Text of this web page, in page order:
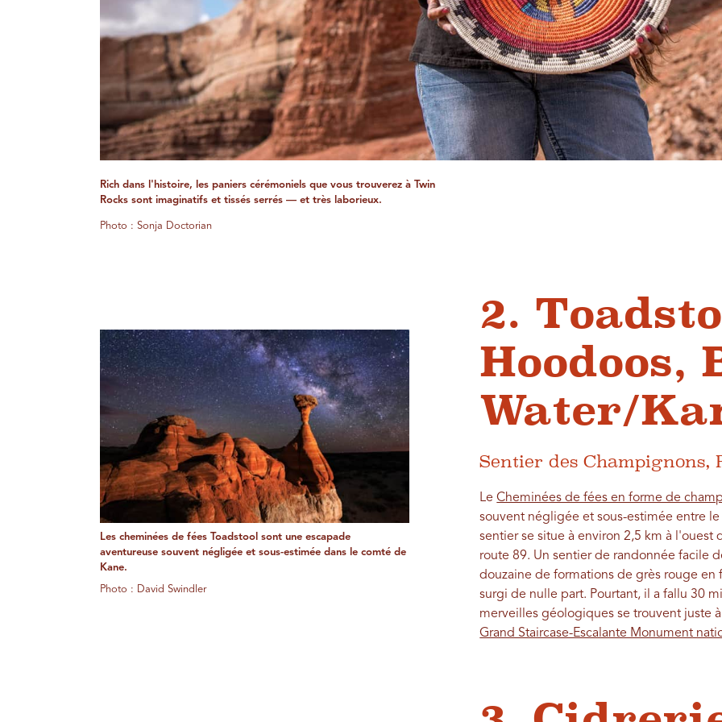
Rich dans l'histoire, les paniers cérémoniels que vous trouverez à Twin
Rocks sont imaginatifs et tissés serrés — et très laborieux.
Photo : Sonja Doctorian
Les cheminées de fées Toadstool sont une escapade
aventureuse souvent négligée et sous-estimée dans le comté de
Kane.
Photo : David Swindler
2.
Hoodoos,
Water/
Sentier des Champignons,
LeCheminées de fées en forme de
souvent négligée et sous-estimée entre
sentier se situe à environ 2,5 km à l'ouest
route 89. Un sentier de randonnée facile
douzaine de formations de grès rouge
surgi de nulle part. Pourtant, il a fallu 30
merveilles géologiques se trouvent juste
Grand Staircase-Escalante Monument